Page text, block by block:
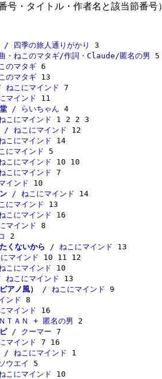
号・タイトル・作者名と該当節番号
/ 四季の旅人通りがかり
・ねこのマタギ/作詞・Claude/匿名の男
のマタギ
のマタギ
こにマインド
マインド
/ らいちゃん
にマインド
/ ねこにマインド
にマインド
にマインド
にマインド
にマインド
インド
/ ねこにマインド
にマインド
にマインド
マインド
くないから / ねこにマインド
マインド
にマインド
こにマインド
アノ風） / ねこにマインド
ンド
マインド
ＴＡＮ + 匿名の男
/ クーマー
マインド
/ ねこにマインド
ウエイ
にマインド